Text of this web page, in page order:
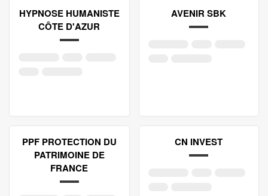
HYPNOSE HUMANISTE
CÔTE D'AZUR
AVENIR SBK
PPF PROTECTION DU
PATRIMOINE DE
FRANCE
CN INVEST